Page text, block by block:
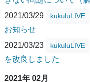
2021/03/29
kukuluLIVE
お知らせ
2021/03/23
kukuluLIVE
を改良しました
2021年 02月